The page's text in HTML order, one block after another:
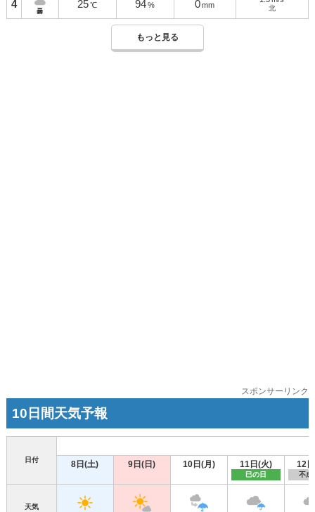
4
曇
25 ℃ 94 % 0 mm 北
もっと見る
スポンサーリンク
10日間天気予報
日付 8日(土) 9日(日) 10日(月) 11日(火)
巳の日
12
不成
天気